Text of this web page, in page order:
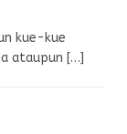
kue-kue
ataupun […]